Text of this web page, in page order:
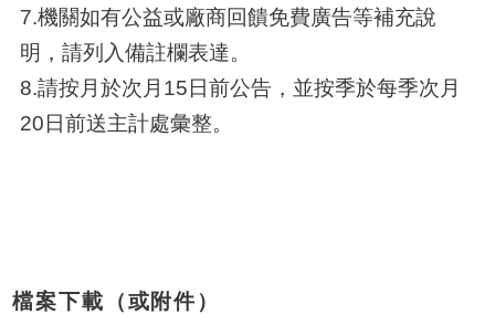
7.機關如有公益或廠商回饋免費廣告等補充說
明，請列入備註欄表達。
8.請按月於次月15日前公告，並按季於每季次月
20日前送主計處彙整。
檔案下載（或附件）